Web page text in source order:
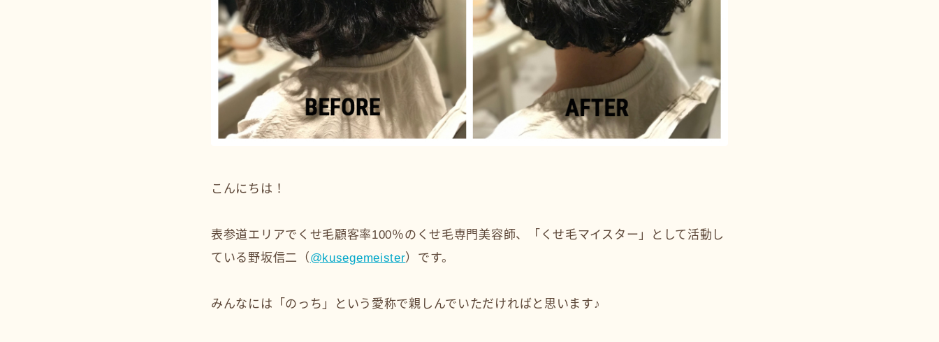
こんにちは！
表参道エリアでくせ毛顧客率100％のくせ毛専門美容師、「くせ毛マイスター」として活動し
ている野坂信二（ @kusegemeister）です。
みんなには「のっち」という愛称で親しんでいただければと思います♪